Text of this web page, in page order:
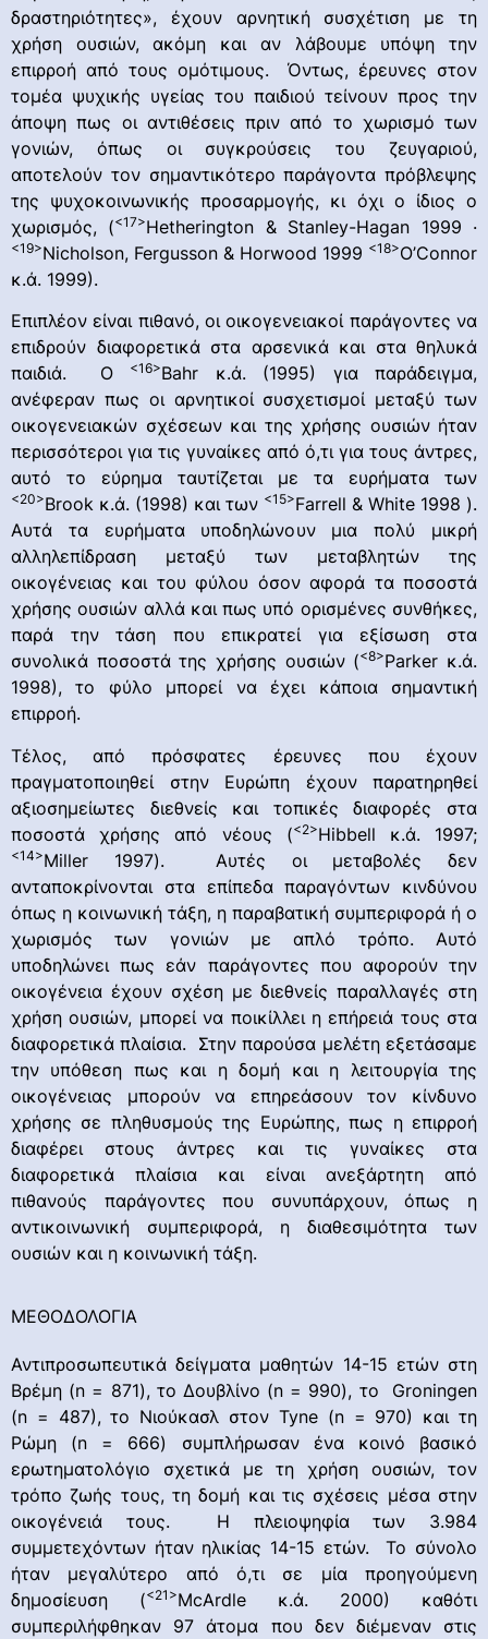
δραστηριότητες», έχουν αρνητική συσχέτιση με τη
χρήση ουσιών, ακόμη και αν λάβουμε υπόψη την
επιρροή από τους ομότιμους. Όντως, έρευνες στον
τομέα ψυχικής υγείας του παιδιού τείνουν προς την
άποψη πως οι αντιθέσεις πριν από το χωρισμό των
γονιών, όπως οι συγκρούσεις του ζευγαριού,
αποτελούν τον σημαντικότερο παράγοντα πρόβλεψης
της ψυχοκοινωνικής προσαρμογής, κι όχι ο ίδιος ο
χωρισμός, (<17>Hetherington & Stanley-Hagan 1999 ·
<19>Nicholson, Fergusson & Horwood 1999 <18>O’Connor
κ.ά. 1999).
Επιπλέον είναι πιθανό, οι οικογενειακοί παράγοντες να
επιδρούν διαφορετικά στα αρσενικά και στα θηλυκά
παιδιά. Ο
<16>Bahr κ.ά. (1995) για παράδειγμα,
ανέφεραν πως οι αρνητικοί συσχετισμοί μεταξύ των
οικογενειακών σχέσεων και της χρήσης ουσιών ήταν
περισσότεροι για τις γυναίκες από ό,τι για τους άντρες,
αυτό το εύρημα ταυτίζεται με τα ευρήματα των
<20>Brook κ.ά. (1998) και των <15>Farrell & White 1998 ).
Αυτά τα ευρήματα υποδηλώνουν μια πολύ μικρή
αλληλεπίδραση μεταξύ των μεταβλητών της
οικογένειας και του φύλου όσον αφορά τα ποσοστά
χρήσης ουσιών αλλά και πως υπό ορισμένες συνθήκες,
παρά την τάση που επικρατεί για εξίσωση στα
συνολικά ποσοστά της χρήσης ουσιών (<8>Parker κ.ά.
1998), το φύλο μπορεί να έχει κάποια σημαντική
επιρροή.
Τέλος, από πρόσφατες έρευνες που έχουν
πραγματοποιηθεί στην Ευρώπη έχουν παρατηρηθεί
αξιοσημείωτες διεθνείς και τοπικές διαφορές στα
ποσοστά χρήσης από νέους (<2>Hibbell κ.ά. 1997;
<14>Miller 1997). Αυτές οι μεταβολές δεν
ανταποκρίνονται στα επίπεδα παραγόντων κινδύνου
όπως η κοινωνική τάξη, η παραβατική συμπεριφορά ή ο
χωρισμός των γονιών με απλό τρόπο. Αυτό
υποδηλώνει πως εάν παράγοντες που αφορούν την
οικογένεια έχουν σχέση με διεθνείς παραλλαγές στη
χρήση ουσιών, μπορεί να ποικίλλει η επήρειά τους στα
διαφορετικά πλαίσια. Στην παρούσα μελέτη εξετάσαμε
την υπόθεση πως και η δομή και η λειτουργία της
οικογένειας μπορούν να επηρεάσουν τον κίνδυνο
χρήσης σε πληθυσμούς της Ευρώπης, πως η επιρροή
διαφέρει στους άντρες και τις γυναίκες στα
διαφορετικά πλαίσια και είναι ανεξάρτητη από
πιθανούς παράγοντες που συνυπάρχουν, όπως η
αντικοινωνική συμπεριφορά, η διαθεσιμότητα των
ουσιών και η κοινωνική τάξη.
ΜΕΘΟΔΟΛΟΓΙΑ
Αντιπροσωπευτικά δείγματα μαθητών 14-15 ετών στη
Βρέμη (n = 871), το Δουβλίνο (n = 990), το Groningen
(n = 487), το Νιούκασλ στον Tyne (n = 970) και τη
Ρώμη (n = 666) συμπλήρωσαν ένα κοινό βασικό
ερωτηματολόγιο σχετικά με τη χρήση ουσιών, τον
τρόπο ζωής τους, τη δομή και τις σχέσεις μέσα στην
οικογένειά τους. Η πλειοψηφία των 3.984
συμμετεχόντων ήταν ηλικίας 14-15 ετών. Το σύνολο
ήταν μεγαλύτερο από ό,τι σε μία προηγούμενη
δημοσίευση (<21>McArdle κ.ά. 2000) καθότι
συμπεριλήφθηκαν 97 άτομα που δεν διέμεναν στις